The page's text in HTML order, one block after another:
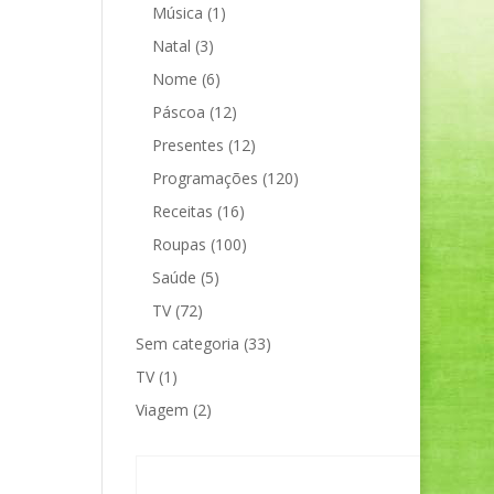
Música (1)
Natal (3)
Nome (6)
Páscoa (12)
Presentes (12)
Programações (120)
Receitas (16)
Roupas (100)
Saúde (5)
TV(72)
Sem categoria (33)
TV(1)
Viagem (2)